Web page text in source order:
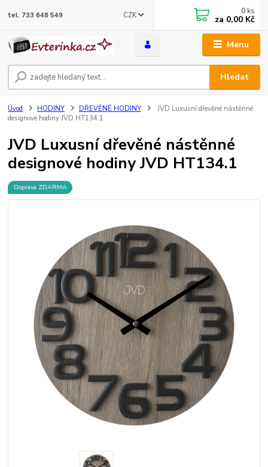
Menu
CZK
Hledat
tel. 733 648 549 0 ks
za 0,00 Kč
Úvod HODINY DŘEVĚNÉ HODINY
JVD Luxusní dřevěné nástěnné
designové hodiny JVD HT134.1
JVD Luxusní dřevěné nástěnné
designové hodiny JVD HT134.1
Doprava ZDARMA